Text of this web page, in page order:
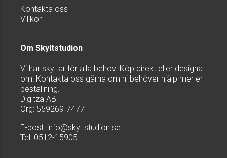
Kontakta oss
Villkor
Om Skyltstudion
Vi har skyltar för alla behov. Köp direkt eller designa
om! Kontakta oss gärna om ni behöver hjälp mer er
beställning.
Digitza AB
Org: 559269-7477
E-post: info@skyltstudion.se
Tel: 0512-15905